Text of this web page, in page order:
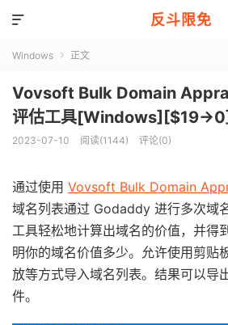
反斗限免

Windows  正文
Vovsoft Bulk Domain
评估工具[Windows][$19→0]
2023-07-10 阅读(1144) 评论(0)
通过使用 Vovsoft Bulk Domain
域名列表通过 Godaddy 进行多次域
工具轻松地计算出域名的价值，并得
明你的域名价值多少。允许使用剪贴
放等方式导入域名列表。结果可以
件。